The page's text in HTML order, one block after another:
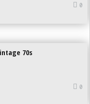
0
70s
0